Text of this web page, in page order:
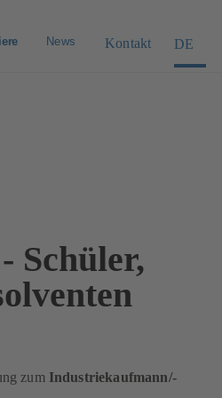
News Kontakt DE
Schüler,
zum Industriekaufmann/-